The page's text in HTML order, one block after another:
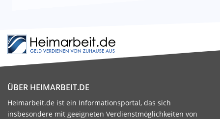
ÜBER HEIMARBEIT.DE
Heimarbeit.de ist ein Informationsportal, das sich
insbesondere mit geeigneten Verdienstmöglichkeiten von